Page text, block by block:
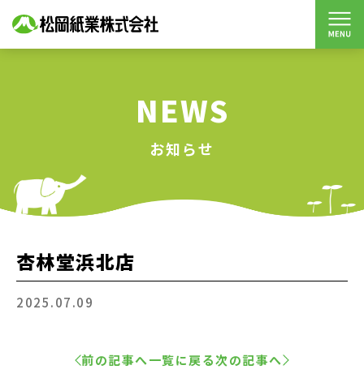
NEWS
お知らせ
杏林堂浜北店
2025.07.09
前の記事へ一覧に戻る次の記事へ